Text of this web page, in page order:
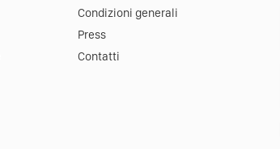
Condizioni generali
Press
Contatti